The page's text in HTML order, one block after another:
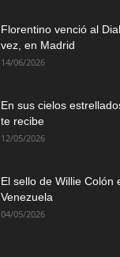
Florentino venció al
vez, en Madrid
14/06/2026
En sus cielos
te recibe
12/05/2026
El sello de Willie Colón
Venezuela
04/05/2026